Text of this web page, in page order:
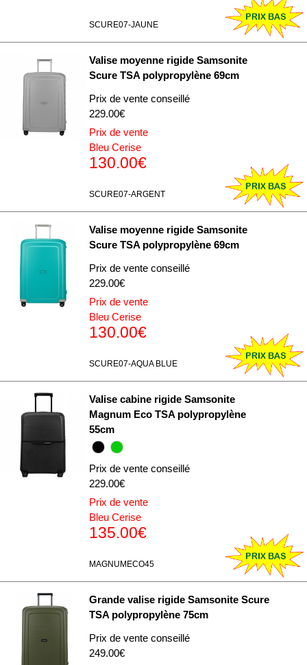
SCURE07-JAUNE
Valise moyenne rigide Samsonite
Scure TSA polypropylène 69cm
Prix de vente conseillé
229.00€
Prix de vente
Bleu Cerise
130.00€
SCURE07-ARGENT
Valise moyenne rigide Samsonite
Scure TSA polypropylène 69cm
Prix de vente conseillé
229.00€
Prix de vente
Bleu Cerise
130.00€
SCURE07-AQUA BLUE
Valise cabine rigide Samsonite
Magnum Eco TSA polypropylène
55cm
Prix de vente conseillé
229.00€
Prix de vente
Bleu Cerise
135.00€
MAGNUMECO45
Grande valise rigide Samsonite Scure
TSA polypropylène 75cm
Prix de vente conseillé
249.00€